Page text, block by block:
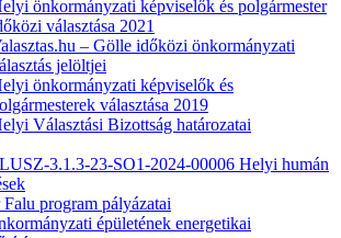
önkormányzati képviselők és polgármester
választása 2021
– Gölle időközi önkormányzati
jelöltjei
önkormányzati képviselők és
választása 2019
Választási Bizottság határozatai
3.1.3-23-SO1-2024-00006 Helyi humán
program pályázatai
épületének energetikai